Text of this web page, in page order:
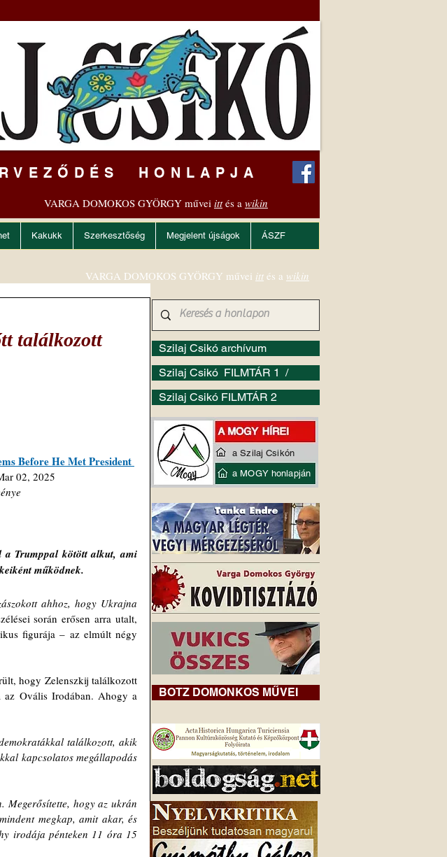
HONLAPJA
VARGA DOMOKOS GYÖRGY művei ittés a wikin
Kakukk Szerkesztőség Megjelent újságok ÁSZF
találkozott
Before He Met President
02, 2025
a Trumppal kötött alkut, ami
működnek.
ahhoz, hogy Ukrajna
során erősen arra utalt,
figurája – az elmúlt négy
hogy Zelenszkij találkozott
az Ovális Irodában. Ahogy a
kapcsolatos megállapodás
megkap, amit akar, és
irodája pénteken 11 óra 15
Szilaj Csikó archívum
Szilaj Csikó FILMTÁR 1 /
Szilaj Csikó FILMTÁR 2
VARGA DOMOKOS GYÖRGY művei itt és a wikin
BOTZ DOMONKOS MŰVEI
a Szilaj Csikón
a MOGY honlapján